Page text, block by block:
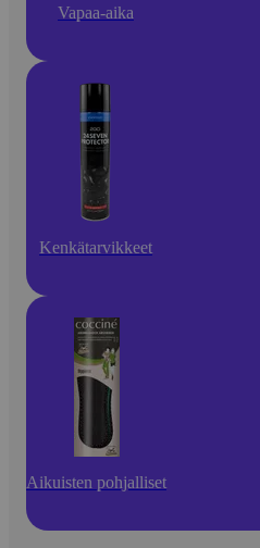
Vapaa-aika
Kenkätarvikkeet
Aikuisten pohjalliset